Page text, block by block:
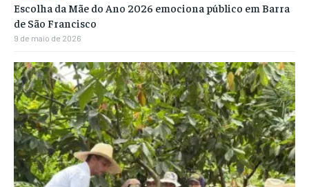
Escolha da Mãe do Ano 2026 emociona público em Barra
de São Francisco
9 de maio de 2026